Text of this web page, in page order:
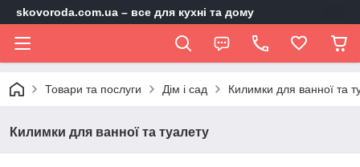
skovoroda.com.ua – все для кухні та дому
Товари та послуги Дім і сад Килимки для ванної та
Килимки для ванної та туалету